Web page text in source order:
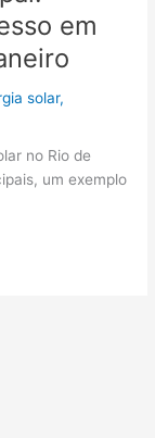
em
solar,
no Rio de
um exemplo